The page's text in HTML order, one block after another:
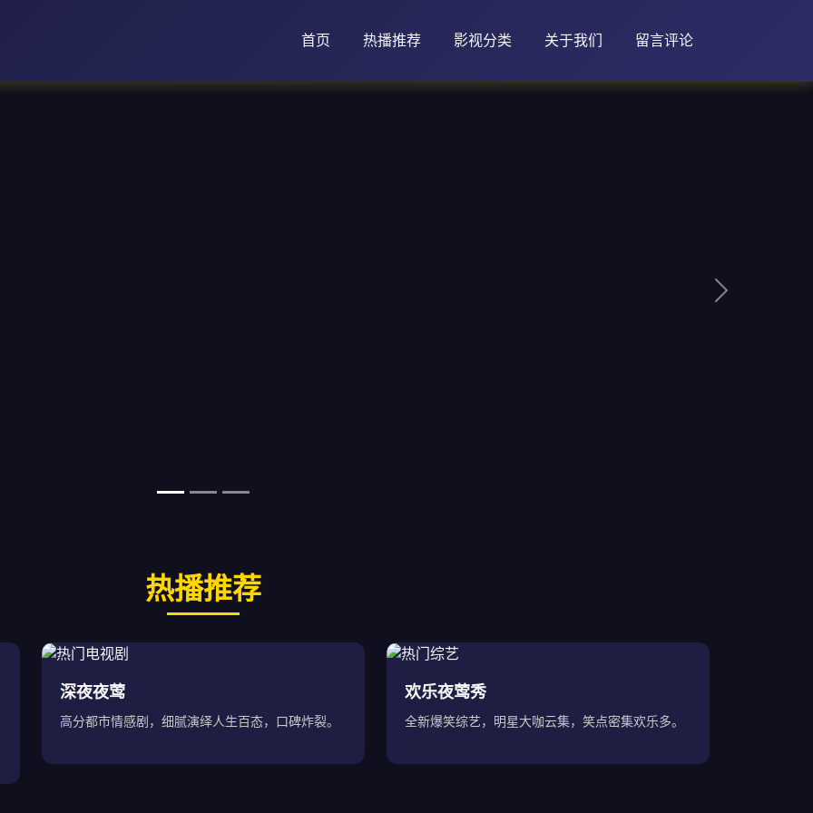
首页 热播推荐 影视分类 关于我们 留言评论
热播推荐
深夜夜莺
高分都市情感剧，细腻演绎人生百态，口碑炸裂。
欢乐夜莺秀
全新爆笑综艺，明星大咖云集，笑点密集欢乐多。